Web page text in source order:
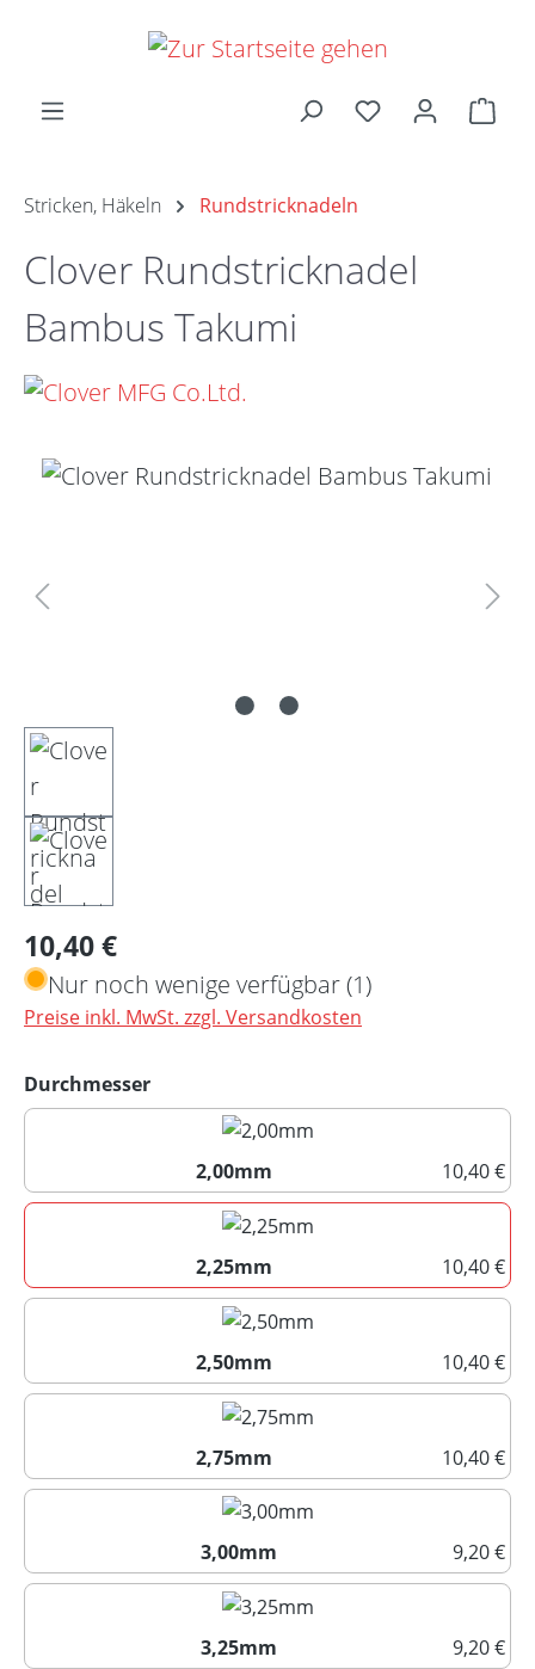
Zum Hauptinhalt springen
Stricken, Häkeln Rundstricknadeln
Clover Rundstricknadel
Bambus Takumi
Bildergalerie überspringen
Regulärer Preis:
10,40 €
Nur noch wenige verfügbar (1)
Preise inkl. MwSt. zzgl. Versandkosten
Durchmesserauswählen
2,00mm
10,40 €
2,00mm
2,25mm
10,40 €
2,25mm
2,50mm
10,40 €
2,50mm
2,75mm
10,40 €
2,75mm
3,00mm
9,20 €
3,00mm
3,25mm
9,20 €